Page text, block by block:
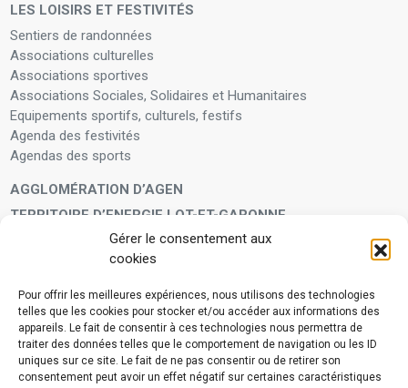
Gérer le consentement aux
cookies
Pour offrir les meilleures expériences, nous utilisons des technologies
telles que les cookies pour stocker et/ou accéder aux informations des
appareils. Le fait de consentir à ces technologies nous permettra de
traiter des données telles que le comportement de navigation ou les ID
uniques sur ce site. Le fait de ne pas consentir ou de retirer son
consentement peut avoir un effet négatif sur certaines caractéristiques
LES LOISIRS ET FESTIVITÉS
Sentiers de randonnées
Associations culturelles
Associations sportives
Associations Sociales, Solidaires et Humanitaires
Equipements sportifs, culturels, festifs
Agenda des festivités
Agendas des sports
AGGLOMÉRATION D’AGEN
TERRITOIRE D’ENERGIE LOT-ET-GARONNE
Enfants et adolescents
VIVRE À VOS CÔTÉS
Service municipal d’aide administrative
Aide à la personne en difficulté